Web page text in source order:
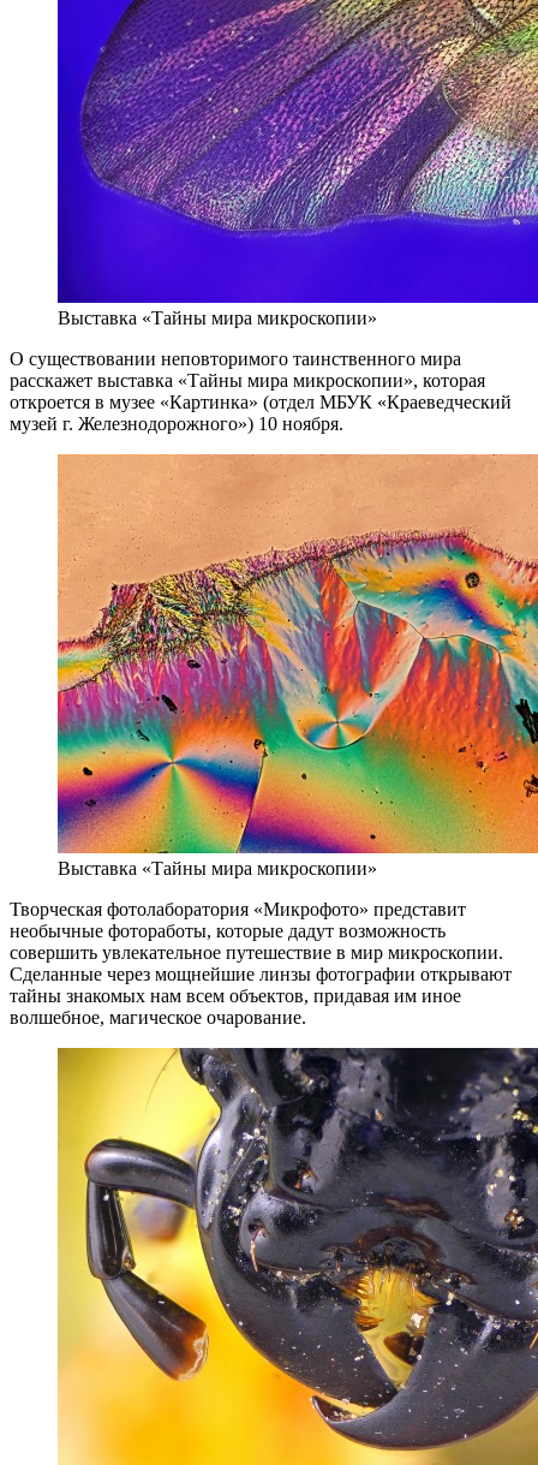
Выставка «Тайны мира микроскопии»
О существовании неповторимого таинственного мира
расскажет выставка «Тайны мира микроскопии», которая
откроется в музее «Картинка» (отдел МБУК «Краеведческий
музей г. Железнодорожного») 10 ноября.
Выставка «Тайны мира микроскопии»
Творческая фотолаборатория «Микрофото» представит
необычные фотоработы, которые дадут возможность
совершить увлекательное путешествие в мир микроскопии.
Сделанные через мощнейшие линзы фотографии открывают
тайны знакомых нам всем объектов, придавая им иное
волшебное, магическое очарование.